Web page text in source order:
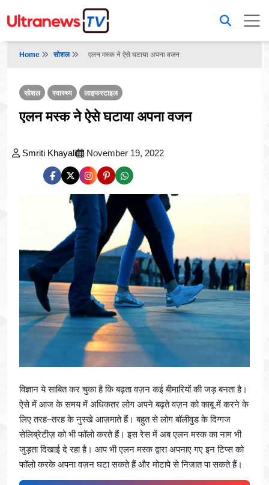
Home सोशल एलन मस्क ने ऐसे घटाया अपना वजन
सोशल स्वास्थ्य लाइफस्टाइल
एलन मस्क ने ऐसे घटाया अपना वजन
Smriti Khayali November 19, 2022
विज्ञान ये साबित कर चुका है कि बढ़ता वज़न कई बीमारियों की जड़ बनता है।
ऐसे में आज के समय में अधिकतर लोग अपने बढ़ते वज़न को काबू में करने के
लिए तरह–तरह के नुस्खे आज़माते हैं। बहुत से लोग बॉलीवुड के दिग्गज
सेलिब्रेटीज़ को भी फॉलो करते हैं। इस रेस में अब एलन मस्क का नाम भी
जुड़ता दिखाई दे रहा है। आप भी एलन मस्क द्वारा अपनाए गए इन टिप्स को
फॉलो करके अपना वज़न घटा सकते हैं और मोटापे से निजात पा सकते हैं।